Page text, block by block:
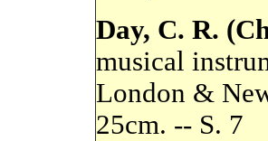
Day, C. R.
musical
London &
25cm. -- S. 7